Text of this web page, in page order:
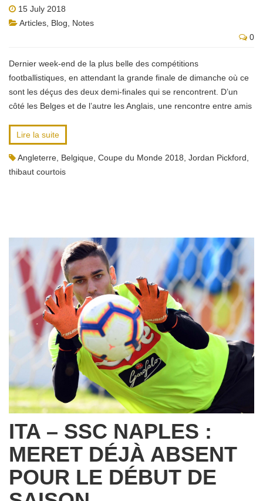
15 July 2018
Articles Blog
Notes
0
Dernier week-end de la plus belle des compétitions
footballistiques, en attendant la grande finale de dimanche où ce
sont les déçus des deux demi-finales qui se rencontrent. D’un
côté les Belges et de l’autre les Anglais, une rencontre entre amis
Lire la suite
Angleterre Belgique Coupe du Monde 2018 Jordan Pickford
thibaut courtois
ITA – SSC NAPLES :
MERET DÉJÀ ABSENT
POUR LE DÉBUT DE